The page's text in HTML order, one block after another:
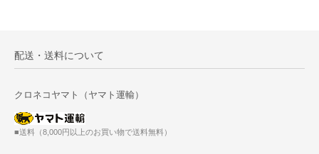
配送・送料について
クロネコヤマト（ヤマト運輸）
■送料（8,000円以上のお買い物で送料無料）